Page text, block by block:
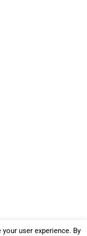
user experience. By